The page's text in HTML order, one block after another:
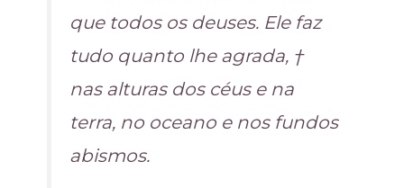
que todos os deuses. Ele faz
tudo quanto lhe agrada, †
nas alturas dos céus e na
terra, no oceano e nos fundos
abismos.